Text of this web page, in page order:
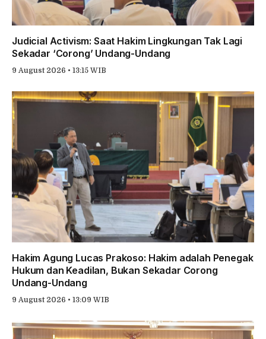
Judicial Activism: Saat Hakim Lingkungan Tak Lagi
Sekadar ‘Corong’ Undang-Undang
9 August 2026 • 13:15 WIB
Hakim Agung Lucas Prakoso: Hakim adalah Penegak
Hukum dan Keadilan, Bukan Sekadar Corong
Undang-Undang
9 August 2026 • 13:09 WIB